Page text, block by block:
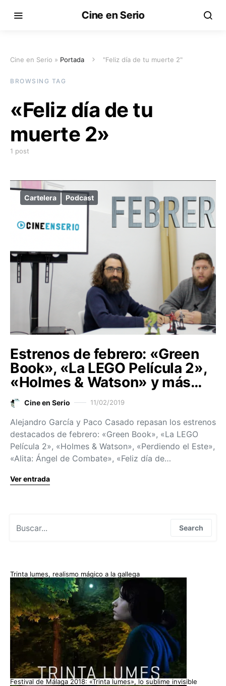
Cine en Serio
Cine en Serio » Portada "Feliz día de tu muerte 2"
BROWSING TAG
«Feliz día de tu
muerte 2»
1 post
Cartelera Podcast
Estrenos de febrero: «Green
Book», «La LEGO Película 2»,
«Holmes & Watson» y más…
Cine en Serio 11/02/2019
Alejandro García y Paco Casado repasan los estrenos
destacados de febrero: «Green Book», «La LEGO
Película 2», «Holmes & Watson», «Perdiendo el Este»,
«Alita: Ángel de Combate», «Feliz día de…
Ver entrada
Search
Trinta lumes, realismo mágico a la gallega
Festival de Málaga 2018: «Trinta lumes», lo sublime invisible